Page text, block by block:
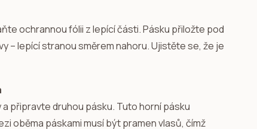
ochrannou fólii z lepící části. Pásku přiložte pod
– lepící stranou směrem nahoru. Ujistěte se, že je
připravte druhou pásku. Tuto horní pásku
oběma páskami musí být pramen vlasů, čímž